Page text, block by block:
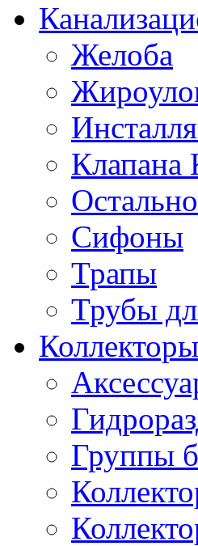
Желоба
Клапана
Сифоны
Трапы
Трубы
Группы